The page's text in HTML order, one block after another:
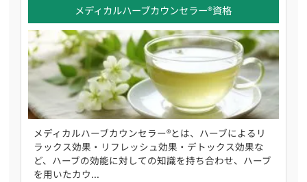
メディカルハーブカウンセラー®資格
メディカルハーブカウンセラー®とは、ハーブによるリ
ラックス効果・リフレッシュ効果・デトックス効果な
ど、ハーブの効能に対しての知識を持ち合わせ、ハーブ
を用いたカウ...